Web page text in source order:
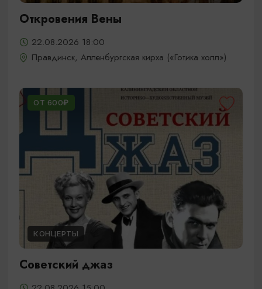
Откровения Вены
22.08.2026 18:00
Правдинск, Алленбургская кирха («Готика холл»)
ОТ 600₽
КОНЦЕРТЫ
Советский джаз